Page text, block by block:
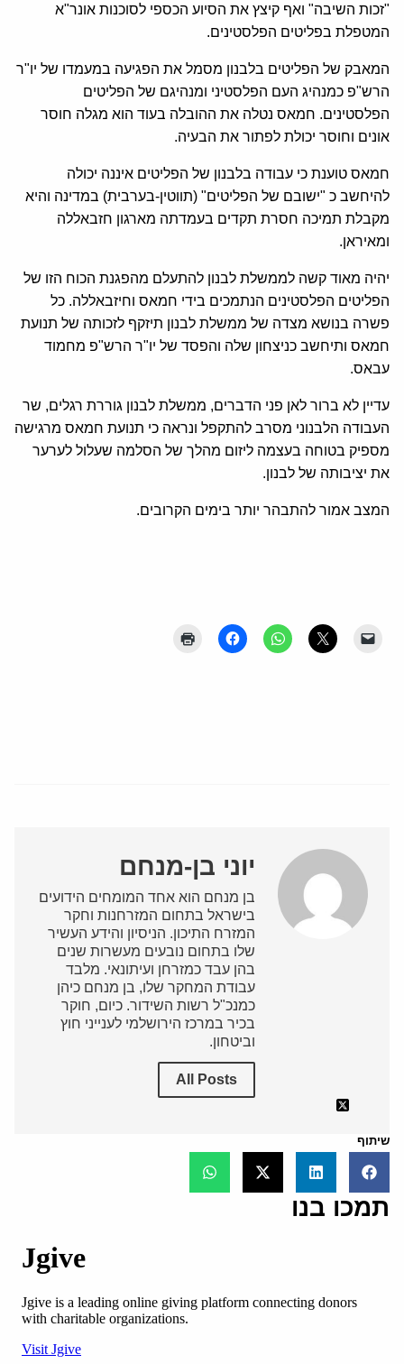
"זכות השיבה" ואף קיצץ את הסיוע הכספי לסוכנות אונר"א
המטפלת בפליטים הפלסטינים.
המאבק של הפליטים בלבנון מסמל את הפגיעה במעמדו של יו"ר
הרש"פ כמנהיג העם הפלסטיני ומנהיגם של הפליטים
הפלסטינים. חמאס נטלה את ההובלה בעוד הוא מגלה חוסר
אונים וחוסר יכולת לפתור את הבעיה.
חמאס טוענת כי עבודה בלבנון של הפליטים איננה יכולה
להיחשב כ "ישובם של הפליטים" (תווטין-בערבית) במדינה והיא
מקבלת תמיכה חסרת תקדים בעמדתה מארגון חזבאללה
ומאיראן.
יהיה מאוד קשה לממשלת לבנון להתעלם מהפגנת הכוח הזו של
הפליטים הפלסטינים הנתמכים בידי חמאס וחיזבאללה. כל
פשרה בנושא מצדה של ממשלת לבנון תיזקף לזכותה של תנועת
חמאס ותיחשב כניצחון שלה והפסד של יו"ר הרש"פ מחמוד
עבאס.
עדיין לא ברור לאן פני הדברים, ממשלת לבנון גוררת רגלים, שר
העבודה הלבנוני מסרב להתקפל ונראה כי תנועת חמאס מרגישה
מספיק בטוחה בעצמה ליזום מהלך של הסלמה שעלול לערער
את יציבותה של לבנון.
המצב אמור להתבהר יותר בימים הקרובים.
יוני בן-מנחם
בן מנחם הוא אחד המומחים הידועים
בישראל בתחום המזרחנות וחקר
המזרח התיכון. הניסיון והידע העשיר
שלו בתחום נובעים מעשרות שנים
בהן עבד כמזרחן ועיתונאי. מלבד
עבודת המחקר שלו, בן מנחם כיהן
כמנכ"ל רשות השידור. כיום, חוקר
בכיר במרכז הירושלמי לענייני חוץ
וביטחון.
All Posts
שיתוף
תמכו בנו